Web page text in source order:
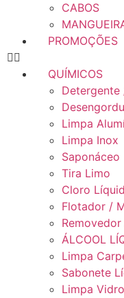
CABOS
PROMOÇÕES
QUÍMICOS
Detergente
Limpa
Limpa Inox
Saponáceo
Tira Limo
Cloro
Flotador /
ÁLCOOL
Limpa
Sabonete
Limpa